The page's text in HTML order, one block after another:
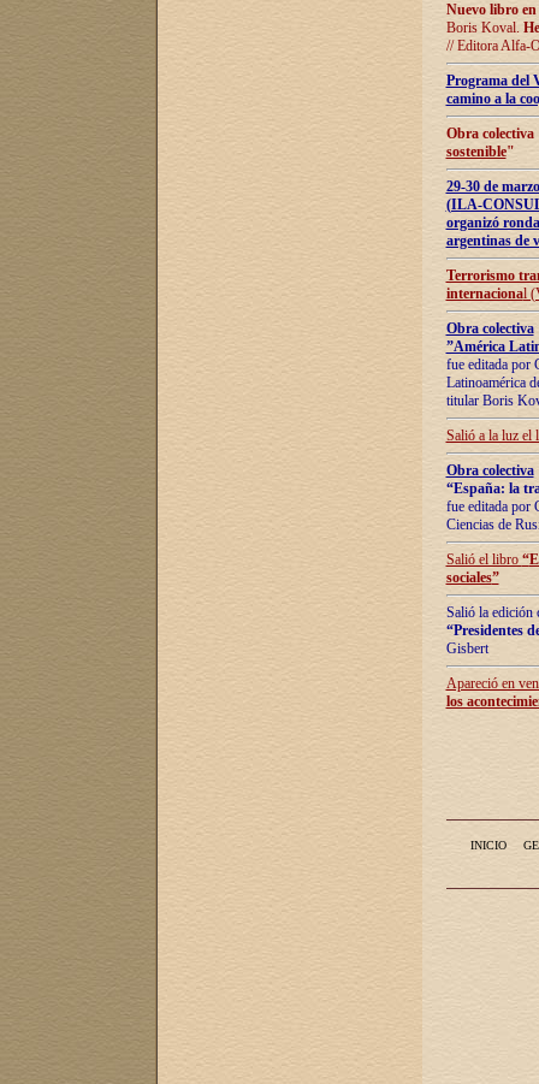
Nuevo libro
Boris Koval.
// Editora Alfa-
Programa del
camino a la
Obra
sostenible"
29-30 de
(ILA-
organizó
argentinas de
Terrorismo
internacional
Obra colectiva
”América
fue editada por
Latinoamérica
titular Boris
Salió a la luz el
Obra colectiva
“España: la
fue editada por
Ciencias de
Salió el libro “
sociales”
Salió la edición
“Presidentes
Gisbert
Apareció en
los
INICIO